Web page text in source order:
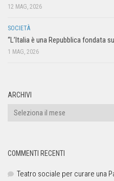
12 MAG, 2026
SOCIETÀ
“L’Italia è una Repubblica fondata
1 MAG, 2026
ARCHIVI
COMMENTI RECENTI
Teatro sociale per curare una